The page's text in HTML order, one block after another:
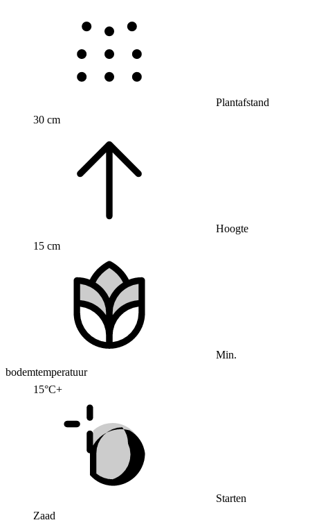
Plantafstand
30 cm
Hoogte
15 cm
Min.
bodemtemperatuur
15°C+
Starten
Zaad